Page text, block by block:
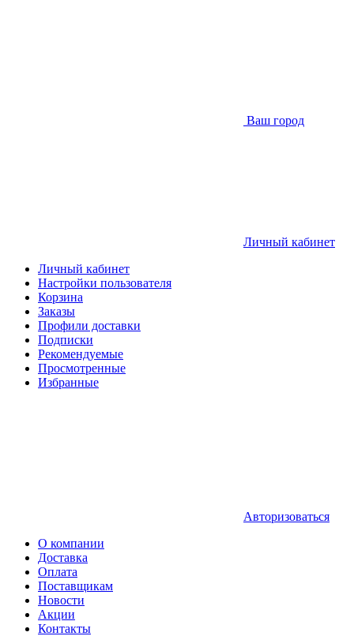
Ваш город
Личный кабинет
Личный кабинет
Настройки пользователя
Корзина
Заказы
Профили доставки
Подписки
Рекомендуемые
Просмотренные
Избранные
Авторизоваться
О компании
Доставка
Оплата
Поставщикам
Новости
Акции
Контакты